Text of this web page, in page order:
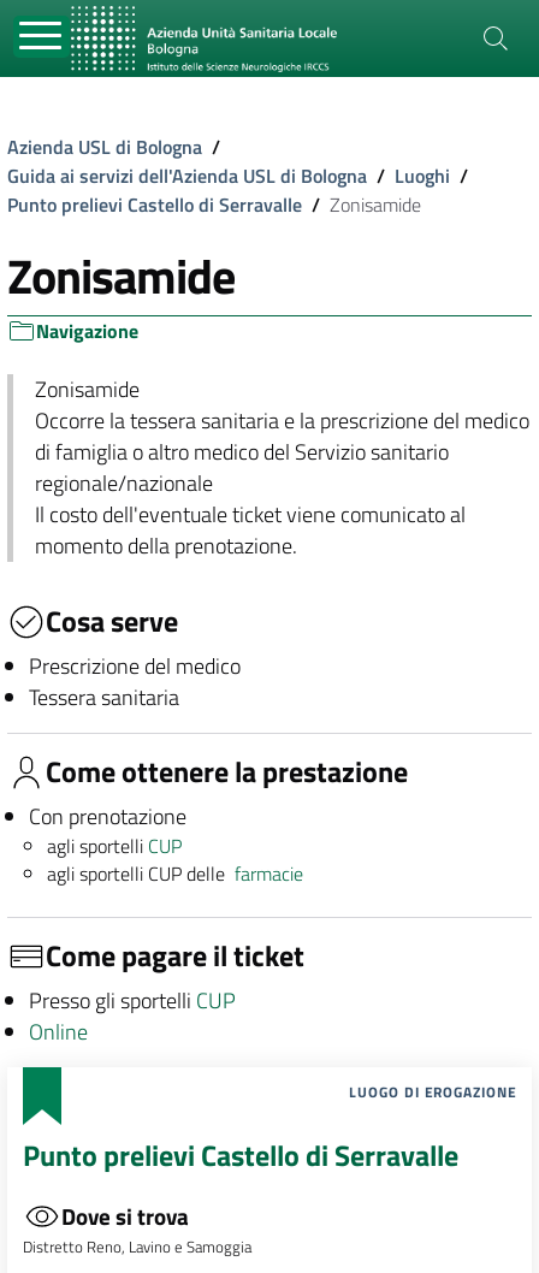
Azienda USL di Bologna /
Guida ai servizi dell'Azienda USL di Bologna / Luoghi /
Punto prelievi Castello di Serravalle / Zonisamide
Zonisamide
Navigazione
Zonisamide
Occorre la tessera sanitaria e la prescrizione del medico
di famiglia o altro medico del Servizio sanitario
regionale/nazionale
Il costo dell'eventuale ticket viene comunicato al
momento della prenotazione.
Cosa serve
Prescrizione del medico
Tessera sanitaria
Come ottenere la prestazione
Con prenotazione
agli sportelli CUP
agli sportelli CUP dellefarmacie
Come pagare il ticket
Presso gli sportelli CUP
Online
LUOGO DI EROGAZIONE
Punto prelievi Castello di Serravalle
Dove si trova
Distretto Reno, Lavino e Samoggia